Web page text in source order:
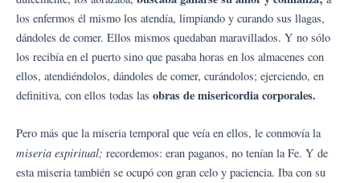
los enfermos él mismo los atendía, limpiando y curando sus llagas,
dándoles de comer. Ellos mismos quedaban maravillados. Y no sólo
los recibía en el puerto sino que pasaba horas en los almacenes con
ellos, atendiéndolos, dándoles de comer, curándolos; ejerciendo, en
definitiva, con ellos todas las obras de misericordia corporales.
Pero más que la miseria temporal que veía en ellos, le conmovía la
miseria espiritual; recordemos: eran paganos, no tenían la Fe. Y de
esta miseria también se ocupó con gran celo y paciencia. Iba con su